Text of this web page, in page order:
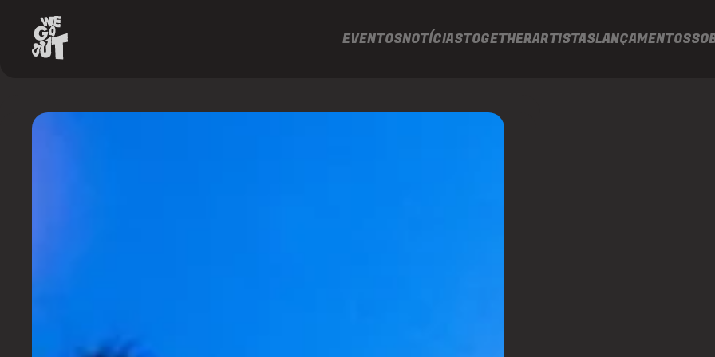
EVENTOSNOTÍCIASTOGETHERARTISTASLANÇAMENTOS
https://www.instagram.com/dedgesp/